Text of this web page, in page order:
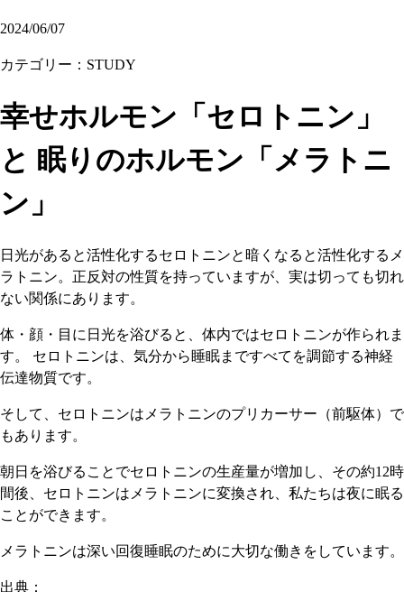
2024/06/07
カテゴリー：STUDY
幸せホルモン「セロトニン」
と 眠りのホルモン「メラトニ
ン」
日光があると活性化するセロトニンと暗くなると活性化するメ
ラトニン。正反対の性質を持っていますが、実は切っても切れ
ない関係にあります。
体・顔・目に日光を浴びると、体内ではセロトニンが作られま
す。 セロトニンは、気分から睡眠まですべてを調節する神経
伝達物質です。
そして、セロトニンはメラトニンのプリカーサー（前駆体）で
もあります。
朝日を浴びることでセロトニンの生産量が増加し、その約12時
間後、セロトニンはメラトニンに変換され、私たちは夜に眠る
ことができます。
メラトニンは深い回復睡眠のために大切な働きをしています。
出典：